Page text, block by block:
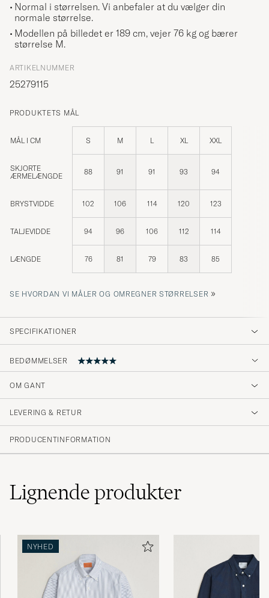
Normal i størrelsen. Vi anbefaler at du vælger din
normale størrelse.
Modellen på billedet er 189 cm, vejer 76 kg og bærer
størrelse M.
ARTIKELNUMMER
25279115
PRODUKTETS MÅL
MÅL I CM S M L XL XXL
SKJORTE
ÆRMELÆNGDE
88 91 91 93 94
BRYSTVIDDE 102 106 114 120 123
TALJEVIDDE 94 96 106 112 114
LÆNGDE 76 81 79 83 85
SE HVORDAN VI MÅLER OG OMREGNER STØRRELSER »
SPECIFIKATIONER
BEDØMMELSER
5
OM GANT
LEVERING & RETUR
PRODUCENTINFORMATION
Lignendeprodukter
NYHED